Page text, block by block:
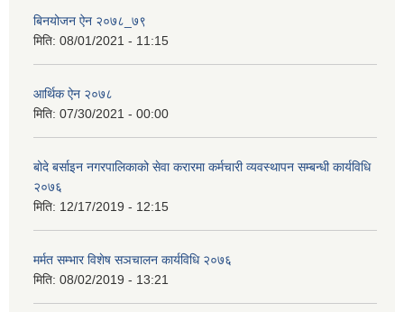
बिनयोजन ऐन २०७८_७९
मिति: 08/01/2021 - 11:15
आर्थिक ऐन २०७८
मिति: 07/30/2021 - 00:00
बोदे बर्साइन नगरपालिकाको सेवा करारमा कर्मचारी व्यवस्थापन सम्बन्धी कार्यविधि
२०७६
मिति: 12/17/2019 - 12:15
मर्मत सम्भार विशेष सञचालन कार्यविधि २०७६
मिति: 08/02/2019 - 13:21